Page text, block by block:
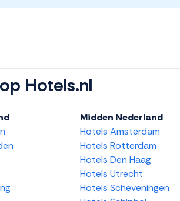
Hotels.nl
Midden Nederland
Hotels Amsterdam
Hotels Rotterdam
Hotels Den Haag
Hotels Utrecht
Hotels Scheveningen